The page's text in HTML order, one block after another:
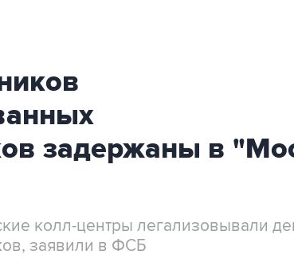
задержаны в
колл-центры легализовывали
заявили в ФСБ